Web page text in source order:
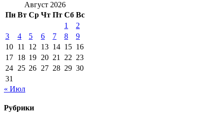
Август 2026
Пн Вт Ср Чт Пт Сб Вс
1
2
3
4 5 6 7 8
9
10 11 12 13 14 15 16
17 18 19 20 21 22 23
24 25 26 27 28 29 30
31
« Июл
Рубрики